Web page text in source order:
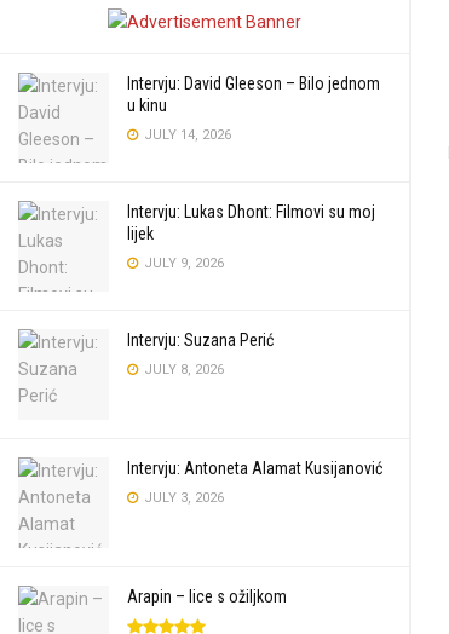
Intervju: David Gleeson – Bilo jednom
u kinu
JULY 14, 2026
Intervju: Lukas Dhont: Filmovi su moj
lijek
JULY 9, 2026
Intervju: Suzana Perić
JULY 8, 2026
Intervju: Antoneta Alamat Kusijanović
JULY 3, 2026
Arapin – lice s ožiljkom